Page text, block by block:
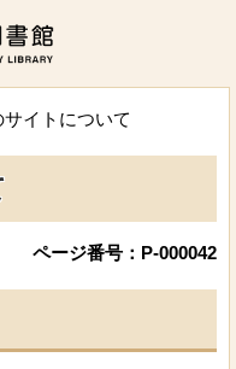
イトについて
ページ番号：P-000042